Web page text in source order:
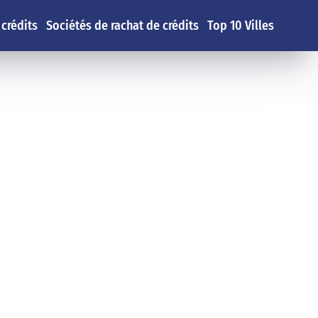
Sociétés de rachat de crédits Top 10 Villes